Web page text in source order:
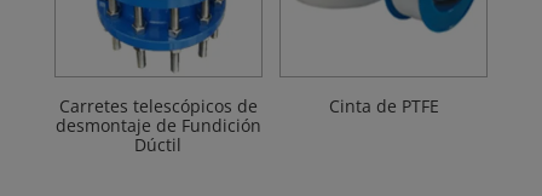
Carretes telescópicos de
desmontaje de Fundición
Dúctil
Cinta de PTFE